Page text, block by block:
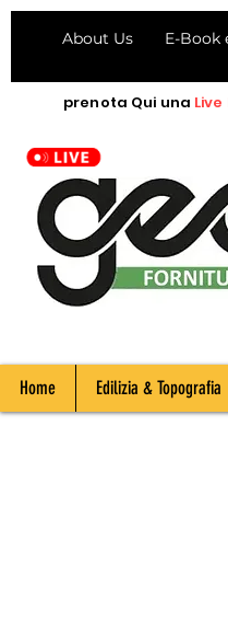
About Us E-Book
prenota Qui una
Home Edilizia & Topografia